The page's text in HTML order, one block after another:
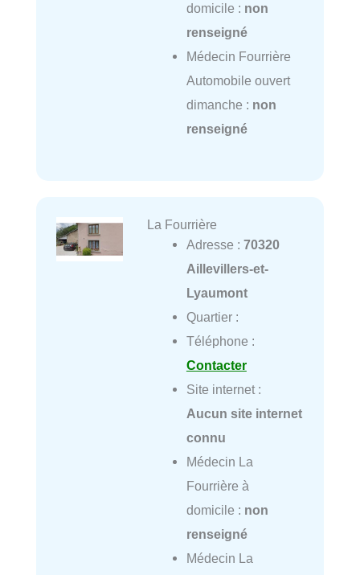
domicile : non
renseigné
Médecin Fourrière
Automobile ouvert
dimanche : non
renseigné
La Fourrière
Adresse : 70320
Aillevillers-et-
Lyaumont
Quartier :
Téléphone :
Contacter
Site internet :
Aucun site internet
connu
Médecin La
Fourrière à
domicile : non
renseigné
Médecin La